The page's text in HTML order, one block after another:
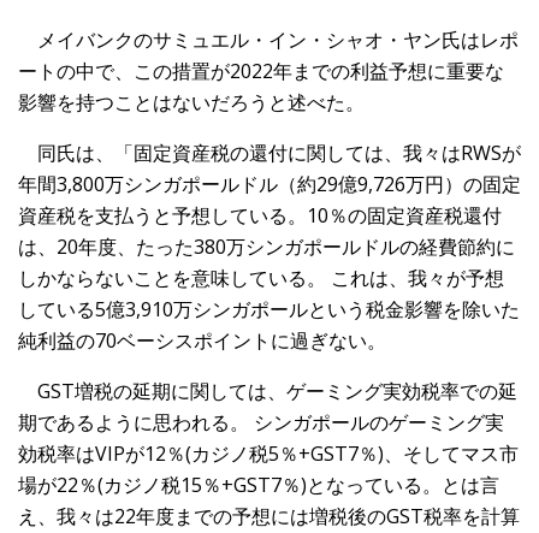
メイバンクのサミュエル・イン・シャオ・ヤン氏はレポ
ートの中で、この措置が2022年までの利益予想に重要な
影響を持つことはないだろうと述べた。
同氏は、「固定資産税の還付に関しては、我々はRWSが
年間3,800万シンガポールドル（約29億9,726万円）の固定
資産税を支払うと予想している。10％の固定資産税還付
は、20年度、たった380万シンガポールドルの経費節約に
しかならないことを意味している。 これは、我々が予想
している5億3,910万シンガポールという税金影響を除いた
純利益の70ベーシスポイントに過ぎない。
GST増税の延期に関しては、ゲーミング実効税率での延
期であるように思われる。 シンガポールのゲーミング実
効税率はVIPが12％(カジノ税5％+GST7％)、そしてマス市
場が22％(カジノ税15％+GST7％)となっている。とは言
え、我々は22年度までの予想には増税後のGST税率を計算